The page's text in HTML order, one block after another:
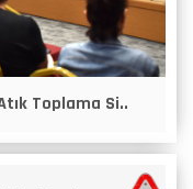
Toplama Si..